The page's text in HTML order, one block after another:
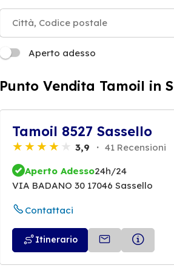
Aperto adesso
Punto Vendita Tamoil in
Tamoil 8527 Sassello
3,9 41 Recensioni
Aperto Adesso24h/24
VIA BADANO 30 17046 Sassello
Contattaci
Itinerario